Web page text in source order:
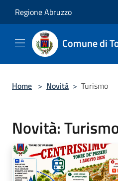
Regione Abruzzo
Comune di
Home > Novità > Turismo
Novità: